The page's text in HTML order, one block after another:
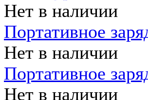
Нет в наличии
Портативное
Нет в наличии
Портативное
Нет в наличии